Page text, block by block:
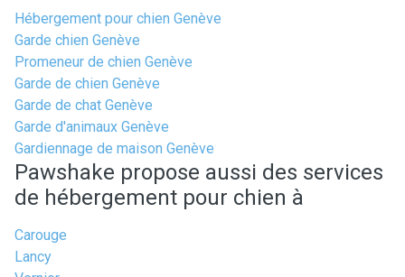
Hébergement pour chien Genève
Garde chien Genève
Promeneur de chien Genève
Garde de chien Genève
Garde de chat Genève
Garde d'animaux Genève
Gardiennage de maison Genève
Pawshake propose aussi des services
de hébergement pour chien à
Carouge
Lancy